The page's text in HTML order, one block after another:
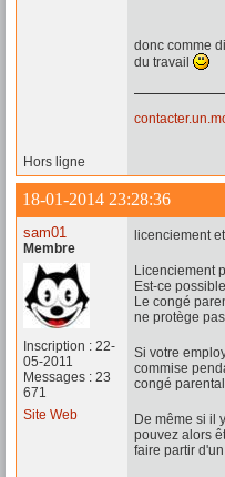
donc comme
du travail
Hors ligne
18-01-2014 23:28:36
sam01
Membre
Inscription : 22-
05-2011
Messages : 23
671
Site Web
licenciement
Licenciement
Est-ce
Le congé
ne protège
Si votre
commise
congé
De même si il
pouvez alors
faire partir